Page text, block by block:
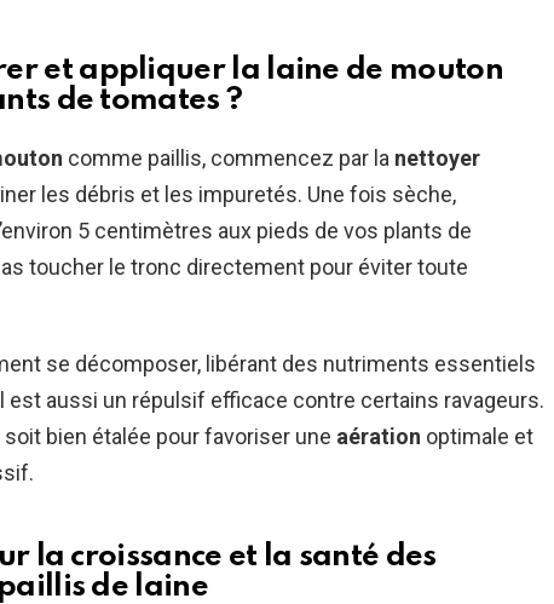
et appliquer la laine de mouton
de tomates ?
comme paillis, commencez par la nettoyer
les débris et les impuretés. Une fois sèche,
5 centimètres aux pieds de vos plants de
toucher le tronc directement pour éviter toute
se décomposer, libérant des nutriments essentiels
est aussi un répulsif efficace contre certains ravageurs.
bien étalée pour favoriser une aération optimale et
la croissance et la santé des
de laine